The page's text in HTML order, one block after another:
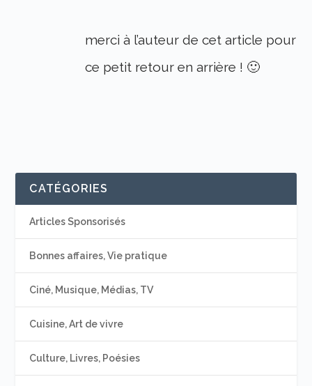
merci à l’auteur de cet article pour
ce petit retour en arrière ! 🙂
CATÉGORIES
Articles Sponsorisés
Bonnes affaires, Vie pratique
Ciné, Musique, Médias, TV
Cuisine, Art de vivre
Culture, Livres, Poésies